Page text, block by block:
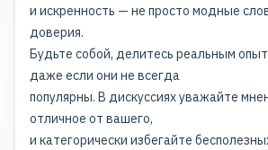
и искренность — не просто модные
доверия.
Будьте собой, делитесь реальным
даже если они не всегда
популярны. В дискуссиях уважайте
отличное от вашего,
и категорически избегайте